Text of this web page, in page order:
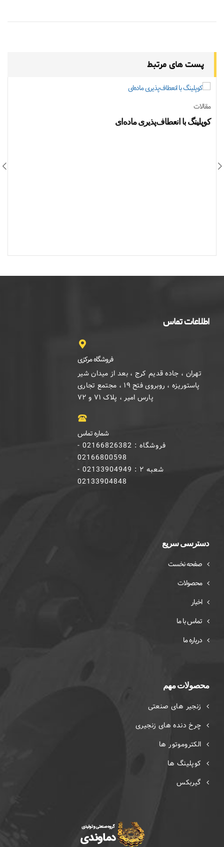
پست های مرتبط
مقالات
کوپلینگ‌ با انعطاف‌پذیری ماده‌ای
اطلاعات تماس
فروشگاه مرکزی
تهران ، جاده قدیم کرج ، بعد از میدان شیر
پاستوریزه ، روبروی فتح ۱۹ ، مجتمع تجاری
پارس امیر ، پلاک ۷۱ و ۷۲
شماره تماس
فروشگاه : 02166826382 -
02166800598
شعبه ۲ : 02133904949 -
02133904848
دسترسی سریع
صفحه نخست
محصولات
اخبار
تماس با ما
درباره ما
محصولات مهم
زنجیر های صنعتی
چرخ دنده های زنجیری
الکتروموتور ها
کوپلینگ ها
گیربکس